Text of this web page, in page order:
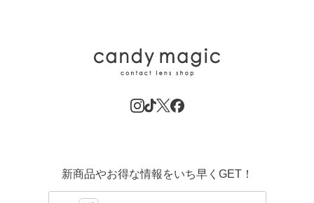
新商品やお得な情報をいち早くGET！